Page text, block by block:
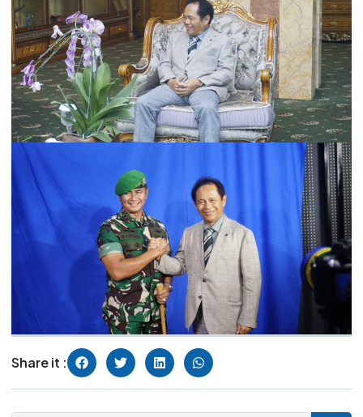
Share it :